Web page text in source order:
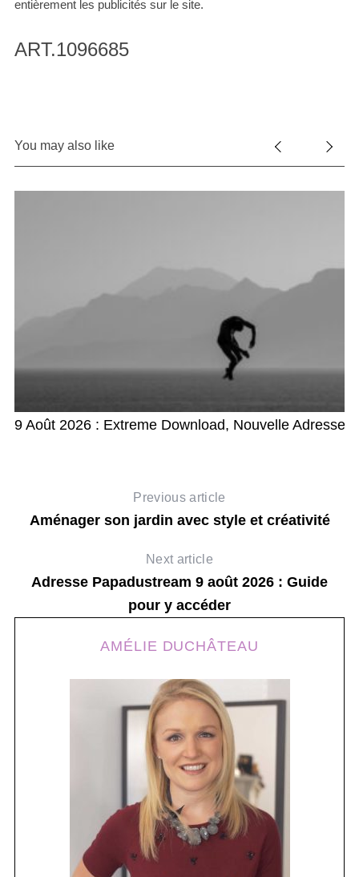
entièrement les publicités sur le site.
ART.1096685
You may also like
9 Août 2026 : Extreme Download, Nouvelle Adresse
Previous article
Aménager son jardin avec style et créativité
Next article
Adresse Papadustream 9 août 2026 : Guide
pour y accéder
AMÉLIE DUCHÂTEAU